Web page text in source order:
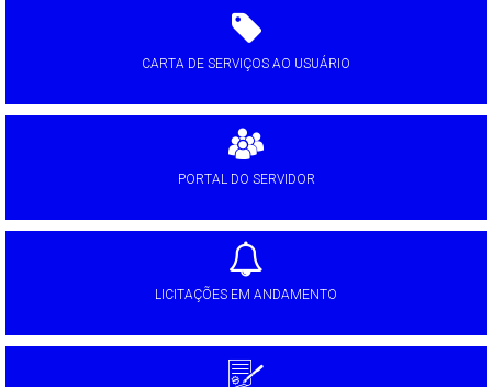
CARTA DE SERVIÇOS AO USUÁRIO
PORTAL DO SERVIDOR
LICITAÇÕES EM ANDAMENTO